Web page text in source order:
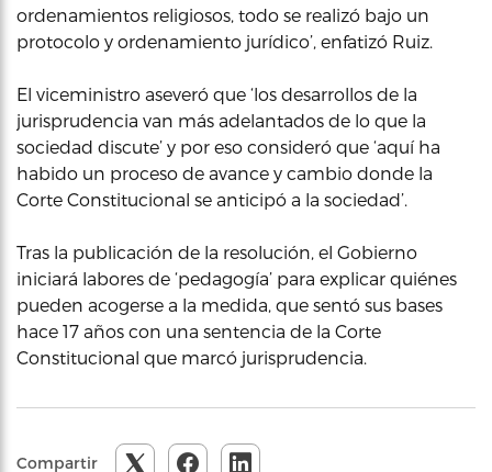
ordenamientos religiosos, todo se realizó bajo un
protocolo y ordenamiento jurídico’, enfatizó Ruiz.
El viceministro aseveró que ‘los desarrollos de la
jurisprudencia van más adelantados de lo que la
sociedad discute’ y por eso consideró que ‘aquí ha
habido un proceso de avance y cambio donde la
Corte Constitucional se anticipó a la sociedad’.
Tras la publicación de la resolución, el Gobierno
iniciará labores de ‘pedagogía’ para explicar quiénes
pueden acogerse a la medida, que sentó sus bases
hace 17 años con una sentencia de la Corte
Constitucional que marcó jurisprudencia.
Compartir